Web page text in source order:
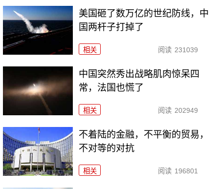
美国砸了数万亿的世纪防线，中
国两杆子打掉了
相关 阅读 231039
中国突然秀出战略肌肉惊呆四
常，法国也慌了
相关 阅读 202949
不着陆的金融，不平衡的贸易，
不对等的对抗
相关 阅读 196801